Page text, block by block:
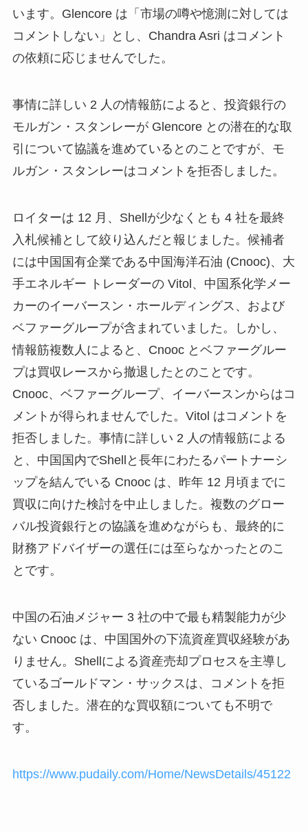
います。Glencore は「市場の噂や憶測に対しては
コメントしない」とし、Chandra Asri はコメント
の依頼に応じませんでした。
事情に詳しい 2 人の情報筋によると、投資銀行の
モルガン・スタンレーが Glencore との潜在的な取
引について協議を進めているとのことですが、モ
ルガン・スタンレーはコメントを拒否しました。
ロイターは 12 月、Shellが少なくとも 4 社を最終
入札候補として絞り込んだと報じました。候補者
には中国国有企業である中国海洋石油 (Cnooc)、大
手エネルギー トレーダーの Vitol、中国系化学メー
カーのイーバースン・ホールディングス、および
ベファーグループが含まれていました。しかし、
情報筋複数人によると、Cnooc とベファーグルー
プは買収レースから撤退したとのことです。
Cnooc、ベファーグループ、イーバースンからはコ
メントが得られませんでした。Vitol はコメントを
拒否しました。事情に詳しい 2 人の情報筋による
と、中国国内でShellと長年にわたるパートナーシ
ップを結んでいる Cnooc は、昨年 12 月頃までに
買収に向けた検討を中止しました。複数のグロー
バル投資銀行との協議を進めながらも、最終的に
財務アドバイザーの選任には至らなかったとのこ
とです。
中国の石油メジャー 3 社の中で最も精製能力が少
ない Cnooc は、中国国外の下流資産買収経験があ
りません。Shellによる資産売却プロセスを主導し
ているゴールドマン・サックスは、コメントを拒
否しました。潜在的な買収額についても不明で
す。
https://www.pudaily.com/Home/NewsDetails/45122